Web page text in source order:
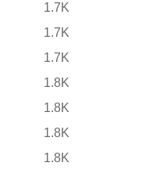
1.7K
1.7K
1.7K
1.8K
1.8K
1.8K
1.8K